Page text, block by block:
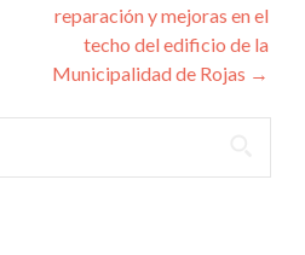
reparación y mejoras en el
techo del edificio de la
Municipalidad de Rojas →